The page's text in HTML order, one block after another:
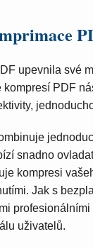
upevnila své
PDF
snadno
kompresi
Jak s
profesionálními
uživatelů.